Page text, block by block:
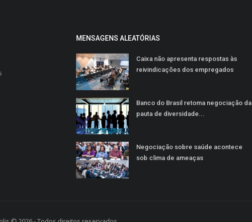
MENSAGENS ALEATÓRIAS
Caixa não apresenta respostas às
reivindicações dos empregados
Banco do Brasil retoma negociação da
pauta de diversidade...
Negociação sobre saúde acontece
sob clima de ameaças